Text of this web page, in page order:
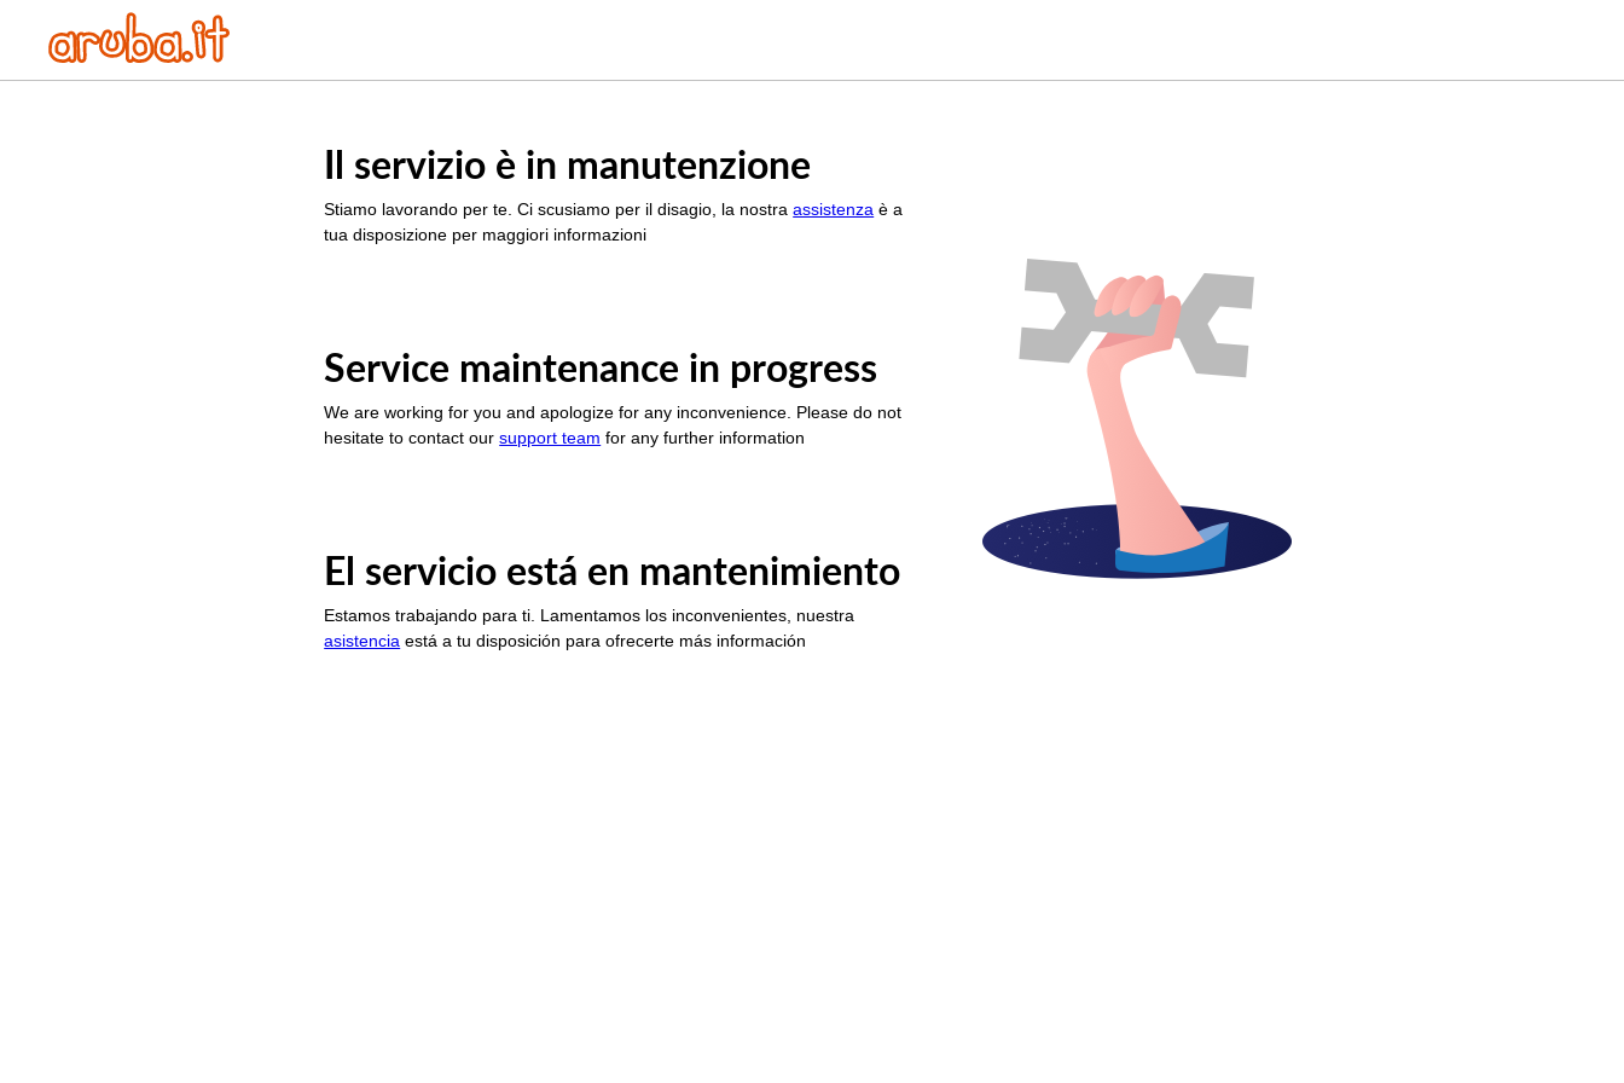
Il servizio è in manutenzione
Stiamo lavorando per te. Ci scusiamo per il disagio, la nostraassistenza è a
tua disposizione per maggiori informazioni
Service maintenance in progress
We are working for you and apologize for any inconvenience. Please do not
hesitate to contact oursupport team for any further information
El servicio está en mantenimiento
Estamos trabajando para ti. Lamentamos los inconvenientes, nuestra
asistencia está a tu disposición para ofrecerte más información